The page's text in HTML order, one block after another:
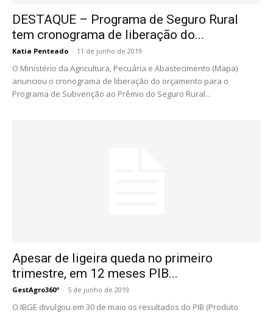
DESTAQUE – Programa de Seguro Rural
tem cronograma de liberação do...
Katia Penteado - 11 de junho de 2019
O Ministério da Agricultura, Pecuária e Abastecimento (Mapa)
anunciou o cronograma de liberação do orçamento para o
Programa de Subvenção ao Prêmio do Seguro Rural...
Apesar de ligeira queda no primeiro
trimestre, em 12 meses PIB...
GestAgro360º - 5 de junho de 2019
O IBGE divulgou em 30 de maio os resultados do PIB (Produto